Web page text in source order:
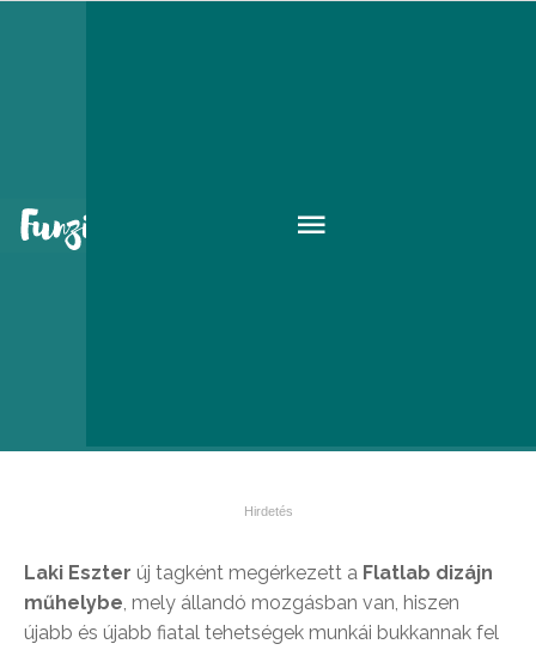
Laki Eszter új tagként megérkezett a Flatlab dizájn
műhelybe, mely állandó mozgásban van, hiszen
újabb és újabb fiatal tehetségek munkái bukkannak fel